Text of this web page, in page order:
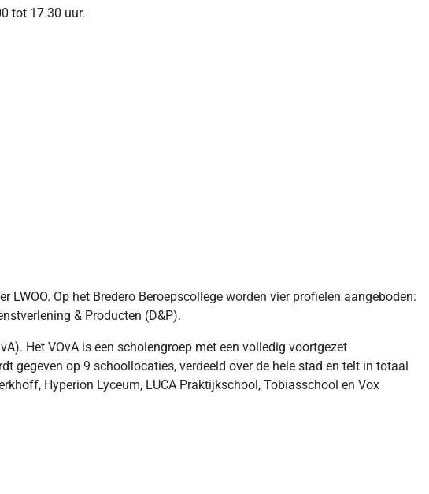
tot 17.30 uur.
Op het Bredero Beroepscollege worden vier profielen aangeboden:
& Producten (D&P).
Het VOvA is een scholengroep met een volledig voortgezet
op 9 schoollocaties, verdeeld over de hele stad en telt in totaal
Hyperion Lyceum, LUCA Praktijkschool, Tobiasschool en Vox